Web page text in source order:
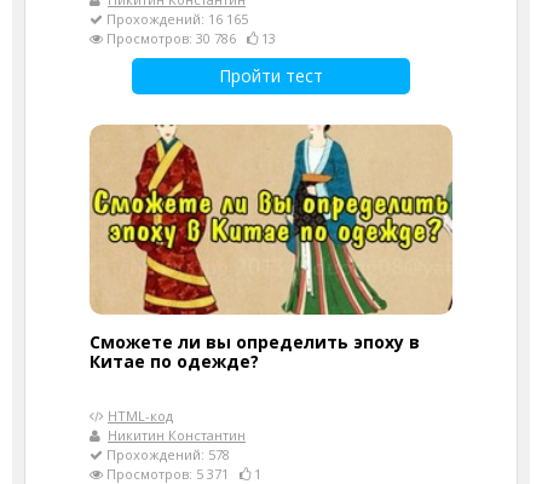
Прохождений: 16 165
Просмотров: 30 786
13
Пройти тест
Сможете ли вы определить эпоху в
Китае по одежде?
HTML-код
Никитин Константин
Прохождений: 578
Просмотров: 5 371
1